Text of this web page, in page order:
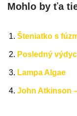
Mohlo by ťa
Šteniatko s
Posledný
Lampa Algae
John Atkinson